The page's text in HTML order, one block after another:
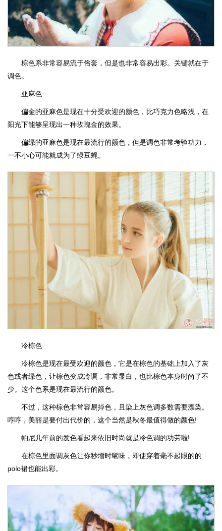
棕色系非常容易流于俗套，但是也非常容易出彩。关键就在于
调色。
亚麻色
偏金的亚麻色是现在十分受欢迎的颜色，比巧克力色略浅，在
阳光下能够呈现出一种玫瑰金的效果。
偏绿的亚麻色是现在最流行的颜色，但是调色非常考验功力，
一不小心可能就成为了绿豆蝇。
冷棕色
冷棕色是现在最受欢迎的颜色，它是在棕色的基础上加入了灰
色或者绿色，让棕色变成冷调，非常显白，也比棕色本身时尚了不
少。这个色系是现在最流行的颜色。
不过，这种棕色非常容易掉色，且染上灰色调多数需要漂染。
哼哼，美丽是要付出代价的，这个当然是秋冬最值得做的颜色!
帕尼几年前的发色看起来依旧时尚就是冷色调的功劳啦!
在棕色里面调灰色让你秒增时髦味，即使穿着毫不起眼的的
polo裙也能出彩。